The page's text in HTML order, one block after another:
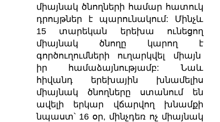
միայնակ ծնողների համար հատուկ
դրույթներ է պարունակում: Մինչև
15 տարեկան երեխա ունեցող
միայնակ ծնողը կարող է
գործուղումների ուղարկվել միայն
իր համաձայնությամբ: Նաև
հիվանդ երեխային խնամելիս
միայնակ ծնողները ստանում են
ավելի երկար վճարվող խնամքի
նպաստ՝ 16 օր, մինչդեռ ոչ միայնակ